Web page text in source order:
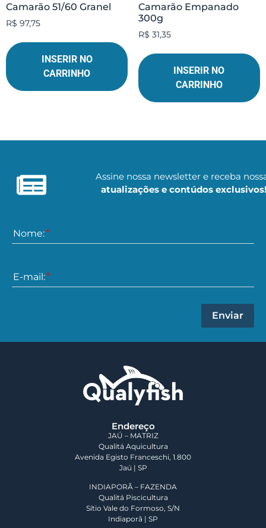
Camarão 51/60 Granel
R$ 97,75
INSERIR NO
CARRINHO
Camarão Empanado
300g
R$ 31,35
INSERIR NO
CARRINHO
Assine nossa newsletter e receba
atualizações e contúdos
Nome:
E-mail:
Enviar
Endereço
JAÚ – MATRIZ
Qualitá Aquicultura
Avenida Egisto Franceschi, 1.800
Jaú | SP
INDIAPORÃ – FAZENDA
Qualitá Piscicultura
Sítio Vale do Formoso, S/N
Indiaporã | SP